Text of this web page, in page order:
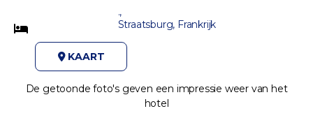
.,
Straatsburg, Frankrijk
KAART
De getoonde foto's geven een impressie weer van het
hotel